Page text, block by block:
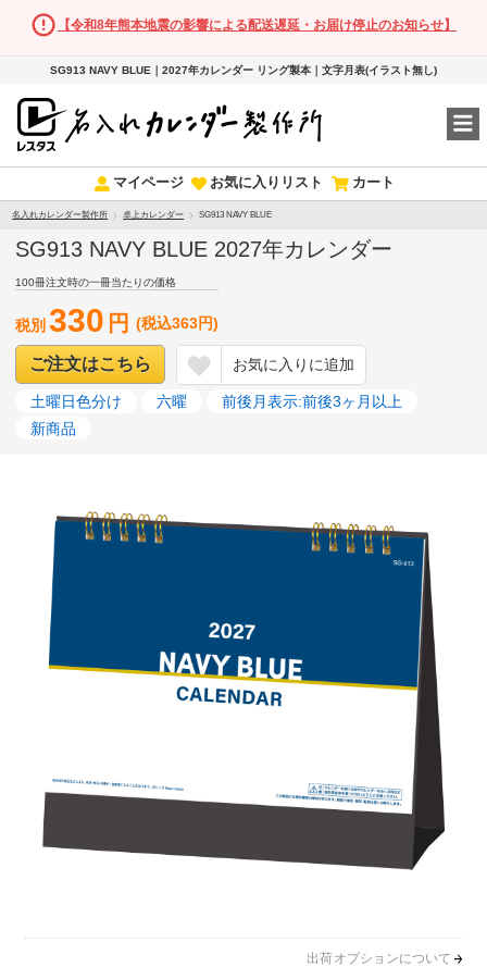
【令和8年熊本地震の影響による配送遅延・お届け停止のお知らせ】
SG913 NAVY BLUE｜2027年カレンダー リング製本｜文字月表(イラスト無し)
マイページ お気に入りリスト カート
名入れカレンダー製作所 卓上カレンダー SG913 NAVY BLUE
SG913 NAVY BLUE 2027年カレンダー
100冊注文時の一冊当たりの価格
税別330 円 (税込363円)
ご注文はこちら お気に入りに追加
土曜日色分け 六曜
前後月表示:前後3ヶ月以上
新商品
出荷オプションについて